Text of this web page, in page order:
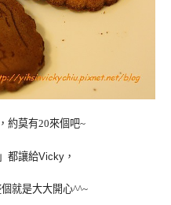
約莫有20來個吧~
」都讓給Vicky ，
就是大大開心^^~